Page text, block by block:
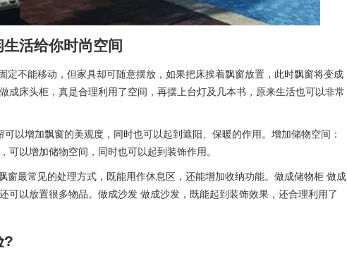
活给你时尚空间
定不能移动，但家具却可随意摆放，如果把床挨着飘窗放置，此时飘窗将变成
成床头柜，真是合理利用了空间，再摆上台灯及几本书，原来生活也可以非常
以增加飘窗的美观度，同时也可以起到遮阳、保暖的作用。增加储物空间：
可以增加储物空间，同时也可以起到装饰作用。
窗最常见的处理方式，既能用作休息区，还能增加收纳功能。做成储物柜 做成
可以放置很多物品。做成沙发 做成沙发，既能起到装饰效果，还合理利用了
?